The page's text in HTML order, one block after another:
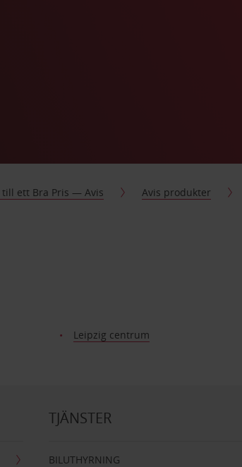
ett Bra Pris — Avis Avis produkter
Leipzig centrum
TJÄNSTER
BILUTHYRNING